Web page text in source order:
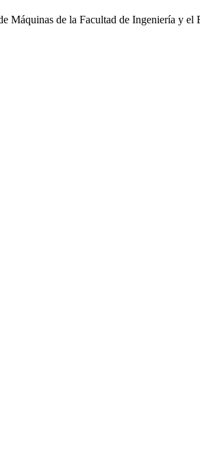
Máquinas de la Facultad de Ingeniería y